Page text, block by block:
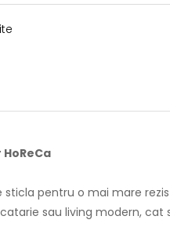
pentru o mai mare
sau living modern, cat